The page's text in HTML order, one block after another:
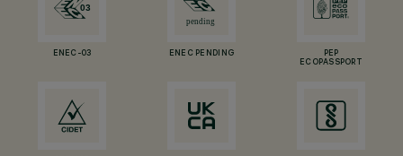
ENEC-03 ENEC PENDING
PEP
ECOPASSPORT